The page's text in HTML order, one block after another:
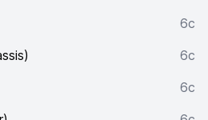
6c
6c
6c